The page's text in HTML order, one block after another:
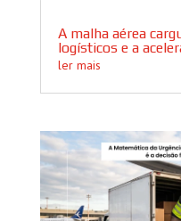
A malha aérea
logísticos e a
ler mais